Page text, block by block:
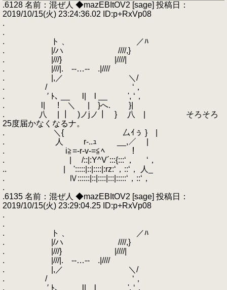
.6128 名前：混ぜ人 ◆mazEBItOV2 [sage] 投稿日：
2019/10/15(火) 23:24:36.02 ID:p+RxVp08
.
.
. ト 、 ／ﾊ
. |/ハ ////,}
. |///} |////|
. |///|. -‐…‐- .|////
. |,／ ＼/
. / ‘，
. ′ ﾄ､ __ l| l __ ', ‘，
. l| ! ＼ | }へ. }|
. 八 | ┃ )ノjノ┃ } 八 | そろそろ
25度届かなくなるナ。
. ＼{ 厶ｲぅ } |
. 人 r‐..ｭ __,／ |
. i≧=‐r‐v‐=≦ﾍ ！
. | /::|:Y^V´:::{:::‘， ‘，
.. | ':::::|::|::::|:rz:‘，::‘， 人_ゝ
. Ⅳ::::::|::|::::|:::|:::::‘，::‘，
.
.6135 名前：混ぜ人 ◆mazEBItOV2 [sage] 投稿日：
2019/10/15(火) 23:29:04.25 ID:p+RxVp08
.
.
. ト 、 ／ﾊ
. |/ハ ////,}
. |///} |////|
. |///|. -‐…‐- .|////
. |,／ ＼/
. / ‘，
. ′ ﾄ､ __ l| l __ ', ‘，